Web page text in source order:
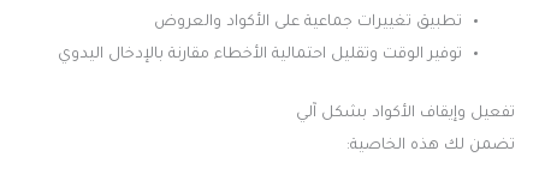
تطبيق تغييرات جماعية على الأكواد والعروض
توفير الوقت وتقليل احتمالية الأخطاء مقارنة بالإدخال اليدوي
تفعيل وإيقاف الأكواد بشكل آلي
تضمن لك هذه الخاصية: